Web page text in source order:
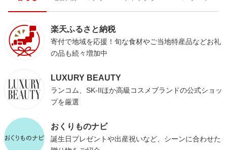
楽天ふるさと納税
寄付で地域を応援！旬な食材やご当地特産品などお礼
の品も続々増加中
LUXURY BEAUTY
ランコム、SK-IIほか高級コスメブランドの公式ショッ
プを厳選
おくりものナビ
誕生日プレゼントや出産祝いなど、シーンに合わせた